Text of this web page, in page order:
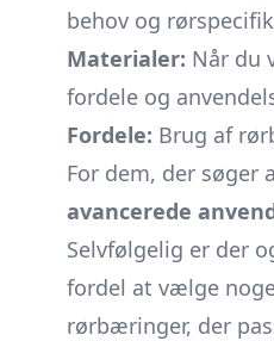
behov og
Materialer: Når du
fordele og
Fordele: Brug af
For dem, der
avancerede
Selvfølgelig er der
fordel at vælge
rørbæringer, der